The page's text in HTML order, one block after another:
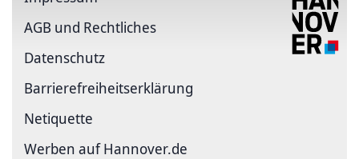
AGB und Rechtliches
Datenschutz
Barriere­freiheits­erklärung
Netiquette
Werben auf Hannover.de